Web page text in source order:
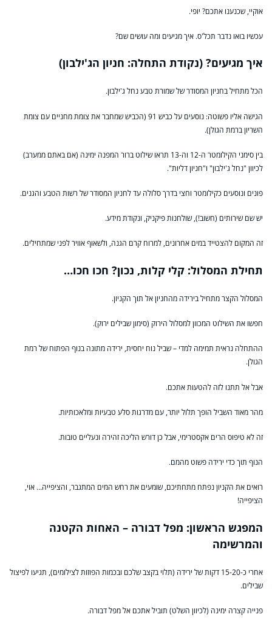
אוקיי, שכנענו אתכם? יופי.
עכשיו בואו נדבר תכל'ס. איך מגיעים ומה עושים שם?
איך מגיעים? (נקודת התחלה: חניון הג'ילבון)
הכל מתחיל בחניון המסודר של שמורת טבע נחל ג'ילבון.
הגישה אליו פשוטה: נוסעים על כביש 91 (הכביש שמחבר את צומת מחניים עם צומת
השריון ברמת הגולן).
בין סימני הקילומטר ה-12 וה-13 תראו שילוט ברור המפנה ימינה (אם באתם ממערב)
לכיוון "נחל ג'ילבון" ו"חניון דליות".
פונים ונוסעים כקילומטר וחצי בדרך סלולה עד לחניון המסודר של רשות הטבע והגנים.
יש שם שירותים (חשוב!), שולחנות פיקניק, ונקודת מידע.
זה המקום להצטייד במים אחרונים, למרוח קרם הגנה, ולשאוף אוויר לפני שמתחילים.
תחילת המסלול: קלי קלות, נכון? חכו חכו…
המסלול הקצר מתחיל בירידה מהחניון אל תוך הקניון.
חפשו את השילוט המכוון למסלול הירוק (סימון שבילים ירוק).
ההתחלה נראית תמימה למדי – שביל נוח יחסית, ירידה מתונה בנוף הפתוח של רמת
הגולן.
אבל אל תתנו לזה להטעות אתכם.
מהר מאוד השביל הופך תלול יותר, עם מדרגות סלע טבעיות ומלאכותיות.
זה לא טיפוס הרים אקסטרימי, אבל כן דורש הליכה זהירה ונעליים טובות.
הנוף תוך כדי ירידה פשוט מהמם.
רואים את הקניון נפתח מתחתיכם, שומעים את רחש המים המתגבר, והציפייה… אוי,
הציפייה!
המפגש הראשון: מפל דבורה – האחות הקטנה
והמרשימה
אחרי כ-15-20 דקות של ירידה (תלוי בקצב שלכם ובכמות הפוזות לצילומים), תגיעו לפיצול
שבילים.
פנייה קצרה ימינה (לכיוון השלט) תוביל אתכם אל מפל דבורה.